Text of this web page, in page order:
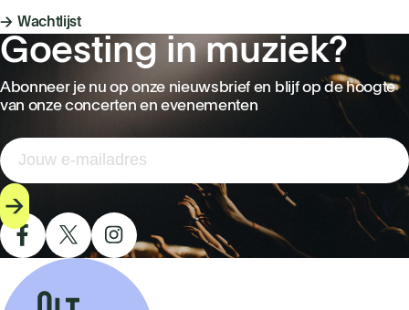
Wachtlijst
Goesting in muziek?
Abonneer je nu op onze nieuwsbrief en blijf op de hoogte
van onze concerten en evenementen